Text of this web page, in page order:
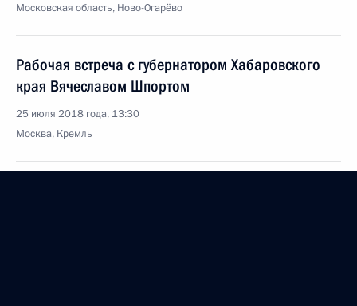
Московская область, Ново-Огарёво
Рабочая встреча с губернатором Хабаровского
края Вячеславом Шпортом
25 июля 2018 года, 13:30
Москва, Кремль